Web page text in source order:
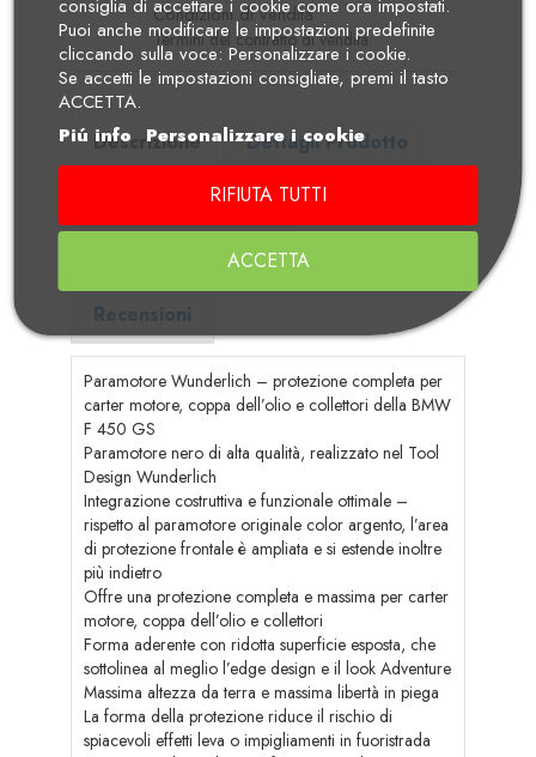
Condizioni di vendita
Termini del contratto di vendita
Descrizione Dettagli Prodotto
Adatto per i modelli
Note Generiche Wunderlich
Recensioni
Paramotore Wunderlich – protezione completa per
carter motore, coppa dell’olio e collettori della BMW
F 450 GS
Paramotore nero di alta qualità, realizzato nel Tool
Design Wunderlich
Integrazione costruttiva e funzionale ottimale –
rispetto al paramotore originale color argento, l’area
di protezione frontale è ampliata e si estende inoltre
più indietro
Offre una protezione completa e massima per carter
motore, coppa dell’olio e collettori
Forma aderente con ridotta superficie esposta, che
sottolinea al meglio l’edge design e il look Adventure
Massima altezza da terra e massima libertà in piega
La forma della protezione riduce il rischio di
spiacevoli effetti leva o impigliamenti in fuoristrada
consiglia di accettare i cookie come ora impostati.
Puoi anche modificare le impostazioni predefinite
cliccando sulla voce: Personalizzare i cookie.
Se accetti le impostazioni consigliate, premi il tasto
ACCETTA.
Piú info
Personalizzare i cookie
RIFIUTA TUTTI
ACCETTA